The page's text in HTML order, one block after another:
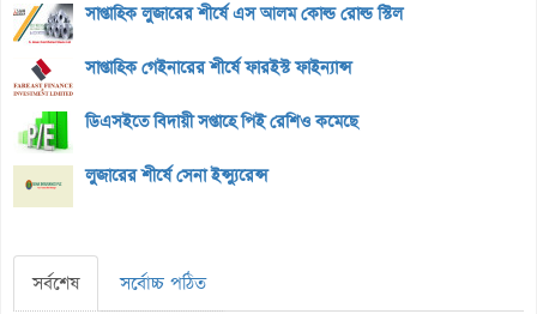
সাপ্তাহিক লুজারের শীর্ষে এস আলম কোল্ড রোল্ড স্টিল
সাপ্তাহিক গেইনারের শীর্ষে ফারইস্ট ফাইন্যান্স
ডিএসইতে বিদায়ী সপ্তাহে পিই রেশিও কমেছে
লুজারের শীর্ষে সেনা ইন্স্যুরেন্স
সর্বশেষ
সর্বোচ্চ পঠিত